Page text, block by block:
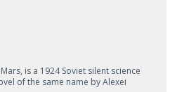
is a 1924 Soviet silent science
of the same name by Alexei